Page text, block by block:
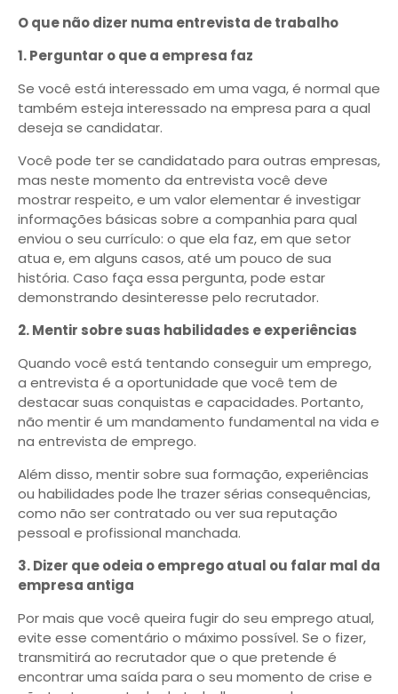
O que não dizer numa entrevista de trabalho
1. Perguntar o que a empresa faz
Se você está interessado em uma vaga, é normal que
também esteja interessado na empresa para a qual
deseja se candidatar.
Você pode ter se candidatado para outras empresas,
mas neste momento da entrevista você deve
mostrar respeito, e um valor elementar é investigar
informações básicas sobre a companhia para qual
enviou o seu currículo: o que ela faz, em que setor
atua e, em alguns casos, até um pouco de sua
história. Caso faça essa pergunta, pode estar
demonstrando desinteresse pelo recrutador.
2. Mentir sobre suas habilidades e experiências
Quando você está tentando conseguir um emprego,
a entrevista é a oportunidade que você tem de
destacar suas conquistas e capacidades. Portanto,
não mentir é um mandamento fundamental na vida e
na entrevista de emprego.
Além disso, mentir sobre sua formação, experiências
ou habilidades pode lhe trazer sérias consequências,
como não ser contratado ou ver sua reputação
pessoal e profissional manchada.
3. Dizer que odeia o emprego atual ou falar mal da
empresa antiga
Por mais que você queira fugir do seu emprego atual,
evite esse comentário o máximo possível. Se o fizer,
transmitirá ao recrutador que o que pretende é
encontrar uma saída para o seu momento de crise e